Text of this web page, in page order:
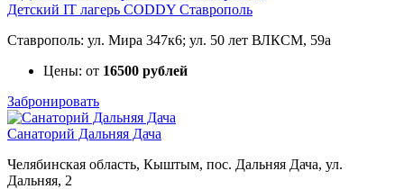
Детский IT лагерь CODDY Ставрополь
Ставрополь: ул. Мира 347к6; ул. 50 лет ВЛКСМ, 59а
Цены: от 16500 рублей
Забронировать
Санаторий Дальняя Дача
Челябинская область, Кыштым, пос. Дальняя Дача, ул.
Дальняя, 2